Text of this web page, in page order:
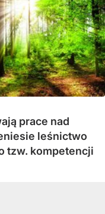
prace nad
leśnictwo
tzw. kompetencji